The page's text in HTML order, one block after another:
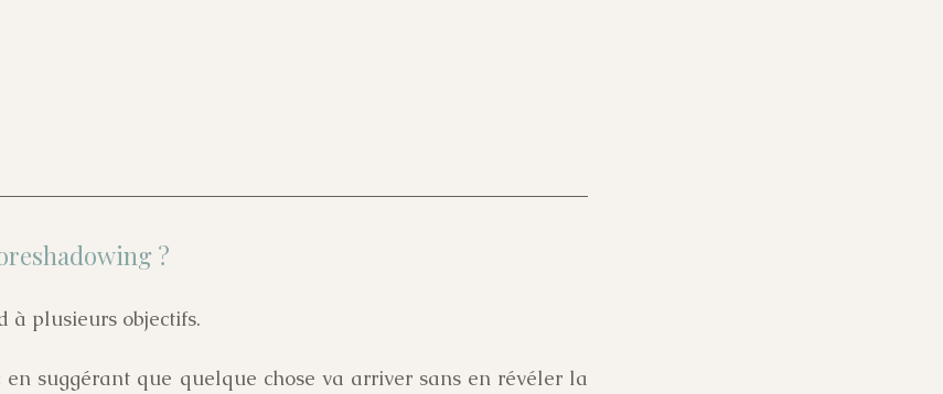
?
à plusieurs objectifs.
en suggérant que quelque chose va arriver sans en révéler la